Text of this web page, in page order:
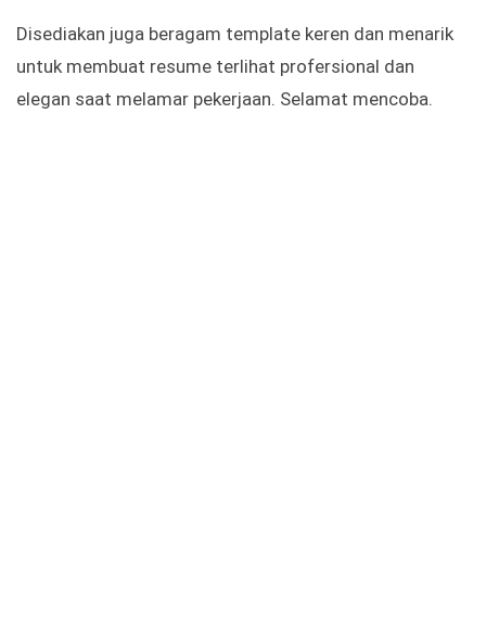
Disediakan juga beragam template keren dan menarik
untuk membuat resume terlihat profersional dan
elegan saat melamar pekerjaan. Selamat mencoba.